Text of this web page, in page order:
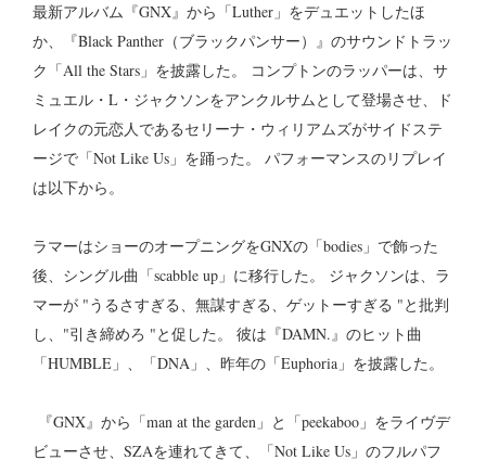
最新アルバム『GNX』から「Luther」をデュエットしたほ
か、『Black Panther（ブラックパンサー）』のサウンドトラッ
ク「All the Stars」を披露した。 コンプトンのラッパーは、サ
ミュエル・L・ジャクソンをアンクルサムとして登場させ、ド
レイクの元恋人であるセリーナ・ウィリアムズがサイドステ
ージで「Not Like Us」を踊った。 パフォーマンスのリプレイ
は以下から。
ラマーはショーのオープニングをGNXの「bodies」で飾った
後、シングル曲「scabble up」に移行した。 ジャクソンは、ラ
マーが "うるさすぎる、無謀すぎる、ゲットーすぎる "と批判
し、"引き締めろ "と促した。 彼は『DAMN.』のヒット曲
「HUMBLE」、「DNA」、昨年の「Euphoria」を披露した。
『GNX』から「man at the garden」と「peekaboo」をライヴデ
ビューさせ、SZAを連れてきて、「Not Like Us」のフルパフ